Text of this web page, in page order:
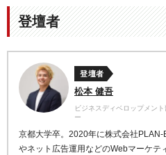
登壇者
登壇者
松本 健吾
ビジネスディベロップメン
ー
京都大学卒。2020年に株式会社
やネット広告運用などのWebマーケテ